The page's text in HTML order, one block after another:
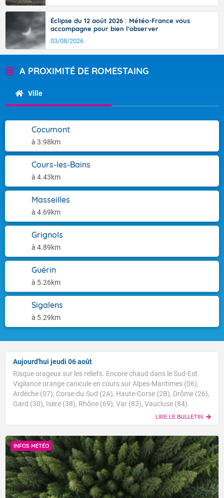
Éclipse du 12 août 2026 : Météo-France vous
accompagne pour bien l'observer
03/08/2026
A PROXIMITÉ DE ROMESTAING
Ville
Cocumont
à 3.98km
Cours-les-Bains
à 4.43km
Masseilles
à 4.69km
Grignols
à 4.89km
Guérin
à 5.26km
Sigalens
à 5.29km
Aujourd'hui jeudi 06 août
Risque orageux sur les reliefs. Encore chaud dans le Sud-Est.
Vigilance orange canicule en cours sur Alpes-Maritimes (06),
Ardèche (07), Corse-du-Sud (2A), Haute-Corse (2B), Drôme (26),
Gard (30), Isère (38), Rhône (69), Var (83), Vaucluse (84).
LIRE LE BULLETIN
INFOS MÉTÉO